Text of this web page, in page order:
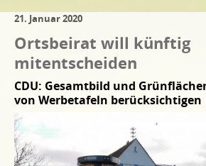
21. Januar 2020
Ortsbeirat will künftig
mitentscheiden
CDU: Gesamtbild und
von Werbetafeln berücksichtigen